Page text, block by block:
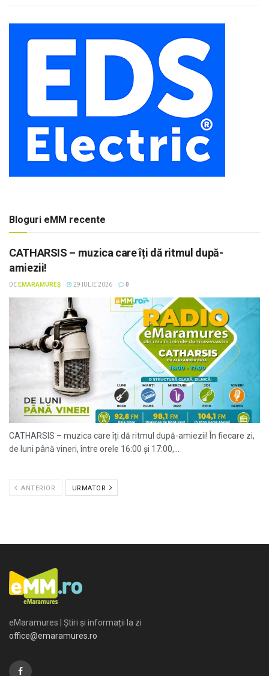
Bloguri eMM recente
CATHARSIS – muzica care îți dă ritmul după-
amiezii!
DE EMARAMUREȘ 29 IULIE 2026 0
CATHARSIS – muzica care îți dă ritmul după-amiezii! În fiecare zi,
de luni până vineri, între orele 16:00 și 17:00,...
ANTERIOR URMATOR
eMaramures | Știri și informații la zi
office@emaramures.ro